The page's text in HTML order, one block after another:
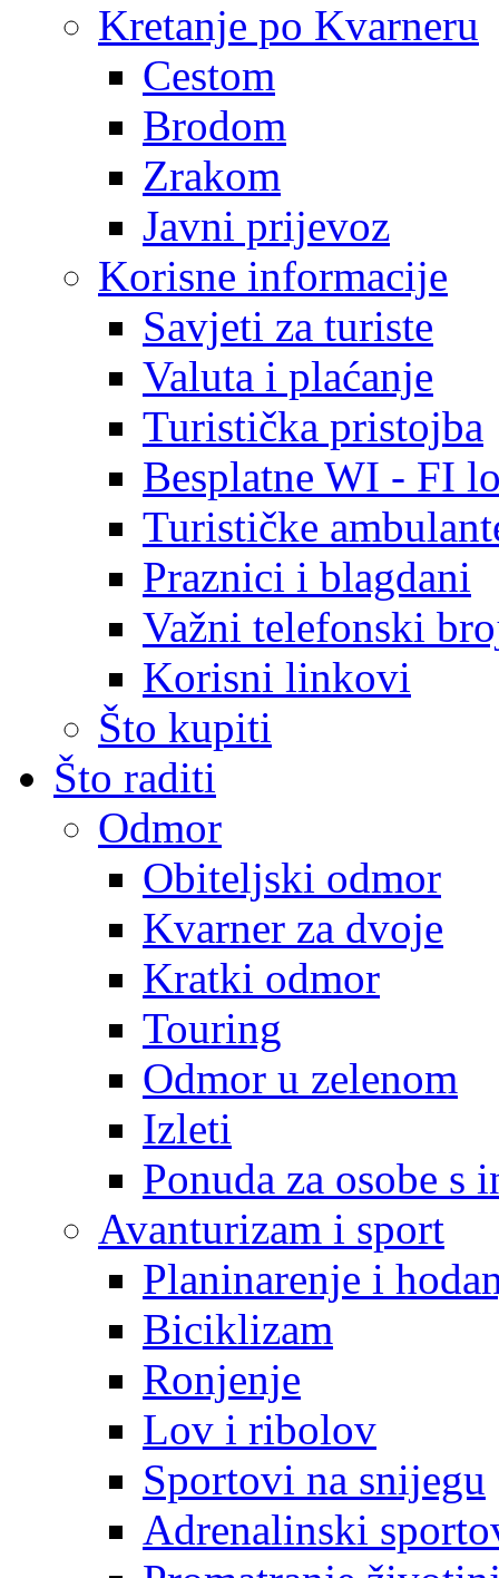
Kretanje po Kvarneru
Cestom
Brodom
Zrakom
Javni prijevoz
Korisne informacije
Savjeti za turiste
Valuta i plaćanje
Turistička pristojba
Besplatne WI - FI
Turističke
Praznici i blagdani
Važni telefonski
Korisni linkovi
Što kupiti
Što raditi
Odmor
Obiteljski odmor
Kvarner za dvoje
Kratki odmor
Touring
Odmor u zelenom
Izleti
Ponuda za osobe s
Avanturizam i sport
Planinarenje i
Biciklizam
Ronjenje
Lov i ribolov
Sportovi na snijegu
Adrenalinski